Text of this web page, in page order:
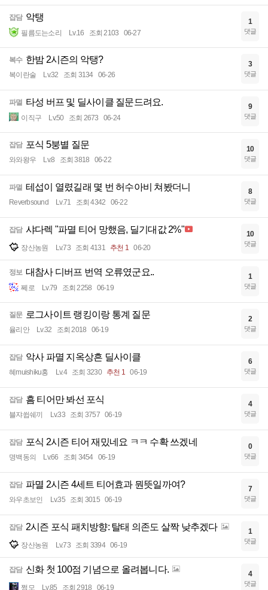
잡담 악탱
필름도는소리 Lv.16 조회 2103 06-27
1
댓글
복수 한밤 2시즌의 악탱?
복이란술 Lv.32 조회 3134 06-26
3
댓글
파멸 타성 버프 및 딜사이클 질문드려요.
이직구 Lv.50 조회 2673 06-24
9
댓글
잡담 포식 5붕별 질문
와와왕우 Lv.8 조회 3818 06-22
10
댓글
파멸 테섭이 열렸길래 몇 번 허수아비 쳐봤더니
Reverbsound Lv.71 조회 4342 06-22
8
댓글
잡담 샤다렉 "파멸 티어 망했음, 딜기대값 2%"
장산농원 Lv.73 조회 4131 추천 1 06-20
10
댓글
정보 대참사 디버프 번역 오류였군요..
쩨로 Lv.79 조회 2258 06-19
1
댓글
질문 로그사이트 랭킹이랑 통계 질문
율리안 Lv.32 조회 2018 06-19
2
댓글
잡담 악사 파멸 지옥상흔 딜사이클
혜muishiku홍 Lv.4 조회 3230 추천 1 06-19
6
댓글
잡담 흠 티어만 봐선 포식
블쟈쓉쉐끼 Lv.33 조회 3757 06-19
4
댓글
잡담 포식 2시즌 티어 재밌네요 ㅋㅋ 수확 쓰겠네
명백동의 Lv.66 조회 3454 06-19
0
댓글
잡담 파멸 2시즌 4세트 티어효과 뭔뜻일까여?
와우초보인 Lv.35 조회 3015 06-19
7
댓글
잡담 2시즌 포식 패치방향: 탈태 의존도 살짝 낮추겠다
장산농원 Lv.73 조회 3394 06-19
1
댓글
잡담 신화 첫 100점 기념으로 올려봅니다.
쩜모 Lv.85 조회 2918 06-19
4
댓글